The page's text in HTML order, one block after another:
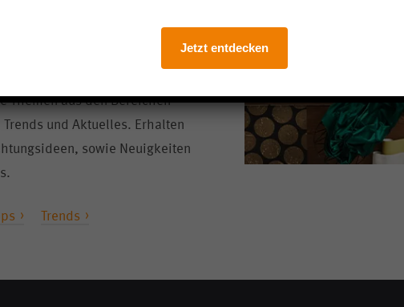
Meistertipps,
vom
Wohnstore.
Themen aus den Bereichen
und Aktuelles. Erhalten
sowie Neuigkeiten
Trends
Jetzt entdecken